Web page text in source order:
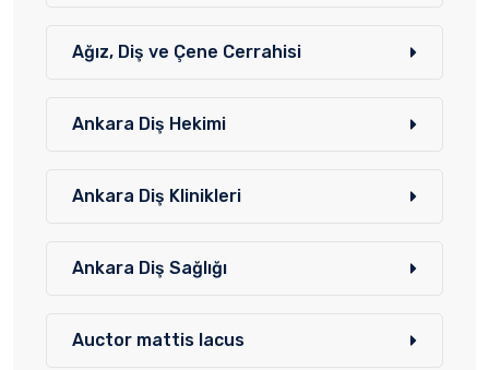
Ağız, Diş ve Çene Cerrahisi
Ankara Diş Hekimi
Ankara Diş Klinikleri
Ankara Diş Sağlığı
Auctor mattis lacus